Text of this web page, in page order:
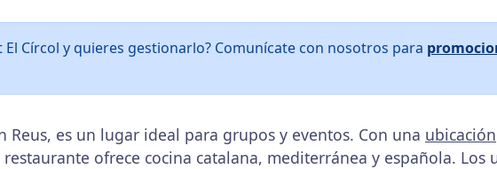
El Círcol y quieres gestionarlo? Comunícate con nosotros para
Reus, es un lugar ideal para grupos y eventos. Con una ubicación
ofrece cocina catalana, mediterránea y española. Los